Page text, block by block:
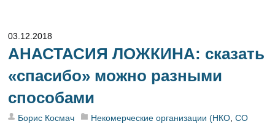
03.12.2018
АНАСТАСИЯ ЛОЖКИНА: сказать
«спасибо» можно разными
способами
Борис Космач Некомерческие организации (НКО,СО